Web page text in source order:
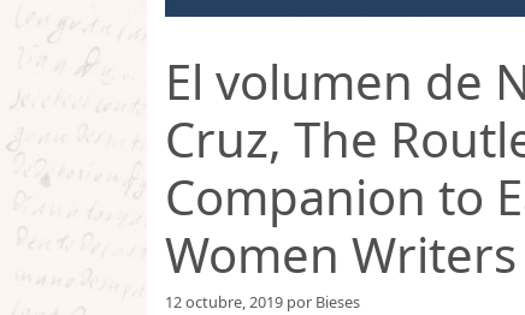
El volumen de
Cruz, The
Companion to
Women
12 octubre, 2019 por Bieses